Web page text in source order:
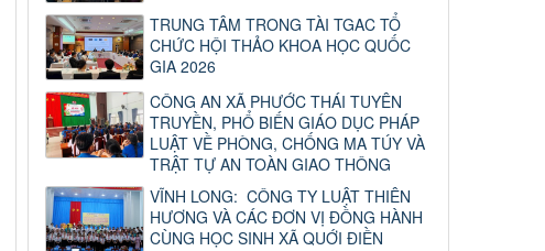
TRUNG TÂM TRONG TÀI TGAC TỔ
CHỨC HỘI THẢO KHOA HỌC QUỐC
GIA 2026
CÔNG AN XÃ PHƯỚC THÁI TUYÊN
TRUYỀN, PHỔ BIẾN GIÁO DỤC PHÁP
LUẬT VỀ PHÒNG, CHỐNG MA TÚY VÀ
TRẬT TỰ AN TOÀN GIAO THÔNG
VĨNH LONG: CÔNG TY LUẬT THIÊN
HƯƠNG VÀ CÁC ĐƠN VỊ ĐỒNG HÀNH
CÙNG HỌC SINH XÃ QUỚI ĐIỀN